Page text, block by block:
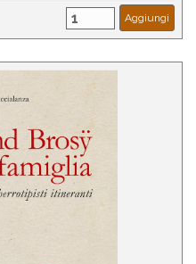
Aggiungi